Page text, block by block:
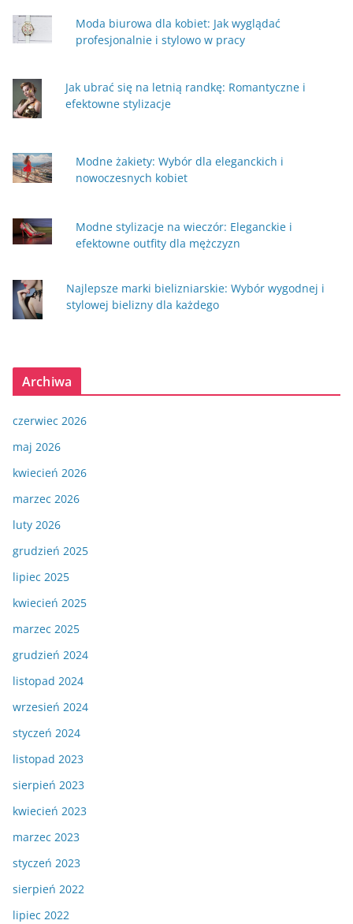
Moda biurowa dla kobiet: Jak wyglądać
profesjonalnie i stylowo w pracy
Jak ubrać się na letnią randkę: Romantyczne i
efektowne stylizacje
Modne żakiety: Wybór dla eleganckich i
nowoczesnych kobiet
Modne stylizacje na wieczór: Eleganckie i
efektowne outfity dla mężczyzn
Najlepsze marki bielizniarskie: Wybór wygodnej i
stylowej bielizny dla każdego
Archiwa
czerwiec 2026
maj 2026
kwiecień 2026
marzec 2026
luty 2026
grudzień 2025
lipiec 2025
kwiecień 2025
marzec 2025
grudzień 2024
listopad 2024
wrzesień 2024
styczeń 2024
listopad 2023
sierpień 2023
kwiecień 2023
marzec 2023
styczeń 2023
sierpień 2022
lipiec 2022